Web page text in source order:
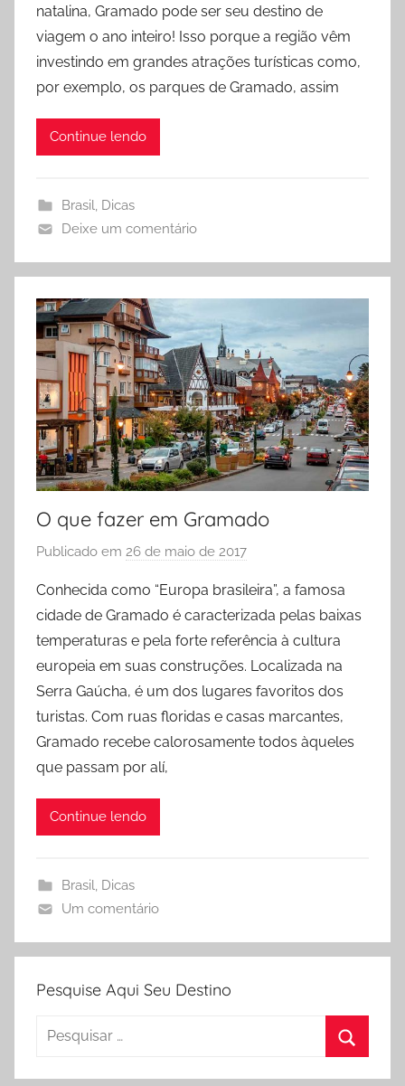
d
r
i
g
natalina, Gramado pode ser seu destino de
viagem o ano inteiro! Isso porque a região vêm
investindo em grandes atrações turísticas como,
por exemplo, os parques de Gramado, assim
Continue lendo
Brasil, Dicas
Deixe um comentário
O que fazer em Gramado
Publicado em 26 de maio de 2017
r
R
o
d
r
i
g
Conhecida como “Europa brasileira”, a famosa
cidade de Gramado é caracterizada pelas baixas
temperaturas e pela forte referência à cultura
europeia em suas construções. Localizada na
Serra Gaúcha, é um dos lugares favoritos dos
turistas. Com ruas floridas e casas marcantes,
Gramado recebe calorosamente todos àqueles
que passam por alí,
Continue lendo
Brasil, Dicas
Um comentário
Pesquise Aqui Seu Destino
Pesquisar